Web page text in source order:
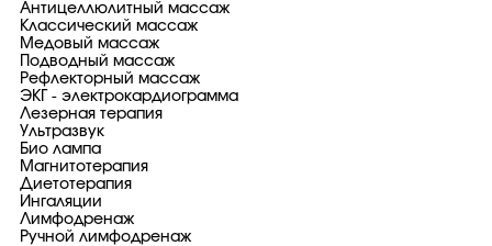
Антицеллюлитный массаж
Классический массаж
Медовый массаж
Подводный массаж
Рефлекторный массаж
ЭКГ - электрокардиограмма
Лезерная терапия
Ультразвук
Био лампа
Магнитотерапия
Диетотерапия
Ингаляции
Лимфодренаж
Ручной лимфодренаж